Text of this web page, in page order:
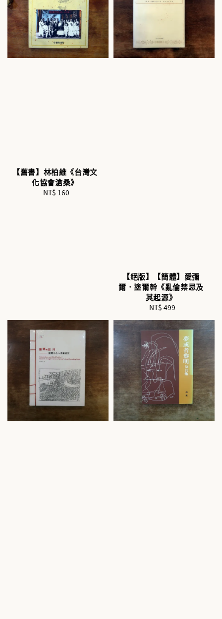
【舊書】林柏維《台灣文
化協會滄桑》
Regular
NT$ 160
【絕版】【簡體】愛彌
爾．塗爾幹《亂倫禁忌及
其起源》
Regular
NT$ 499